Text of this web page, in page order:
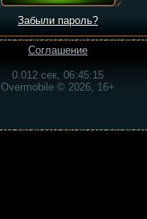
Забыли пароль?
Соглашение
0.012 сек, 06:45:15
Overmobile © 2026, 16+